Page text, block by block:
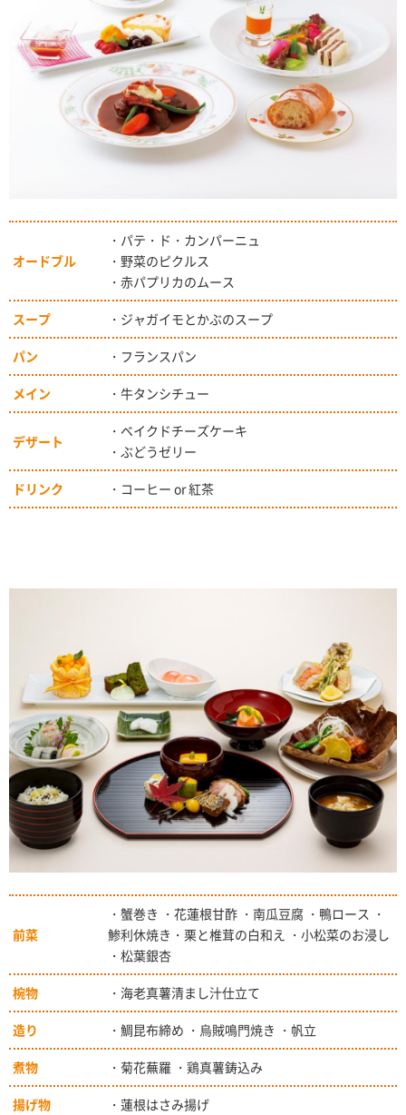
オードブル
・パテ・ド・カンパーニュ
・野菜のピクルス
・赤パプリカのムース
スープ ・ジャガイモとかぶのスープ
パン ・フランスパン
メイン ・牛タンシチュー
デザート
・ベイクドチーズケーキ
・ぶどうゼリー
ドリンク ・コーヒー or 紅茶
前菜
・蟹巻き ・花蓮根甘酢 ・南瓜豆腐 ・鴨ロース ・
鯵利休焼き・栗と椎茸の白和え ・小松菜のお浸し
・松葉銀杏
椀物 ・海老真薯清まし汁仕立て
造り ・鯛昆布締め ・烏賊鳴門焼き ・帆立
煮物 ・菊花蕪羅 ・鶏真薯鋳込み
揚げ物 ・蓮根はさみ揚げ